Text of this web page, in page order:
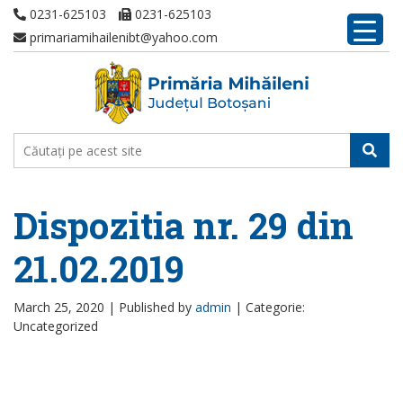
0231-625103
0231-625103
primariamihailenibt@yahoo.com
Dispozitia nr. 29 din
21.02.2019
March 25, 2020 | Published by admin | Categorie:
Uncategorized